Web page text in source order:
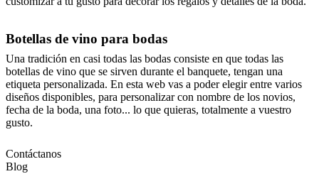
Botellas de vino para bodas
Una tradición en casi todas las bodas consiste en que todas las
botellas de vino que se sirven durante el banquete, tengan una
etiqueta personalizada. En esta web vas a poder elegir entre varios
diseños disponibles, para personalizar con nombre de los novios,
fecha de la boda, una foto... lo que quieras, totalmente a vuestro
gusto.
Contáctanos
Blog